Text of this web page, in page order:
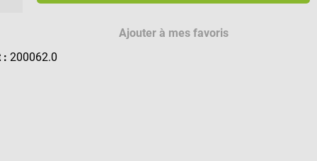
Ajouter à mes favoris
:200062.0